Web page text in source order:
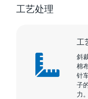
工艺处理
工
斜
棉
针
子
力。